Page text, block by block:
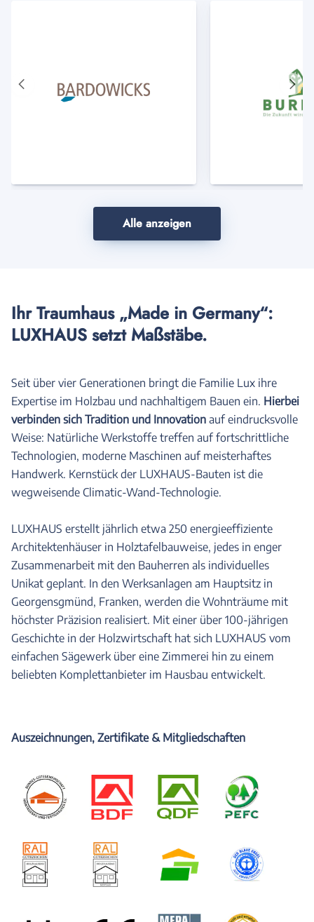
Vorheriger
Alle anzeigen
Ihr Traumhaus „Made in Germany“:
LUXHAUS setzt Maßstäbe.
Seit über vier Generationen bringt die Familie Lux ihre
Expertise im Holzbau und nachhaltigem Bauen ein. Hierbei
verbinden sich Tradition und Innovation auf eindrucksvolle
Weise: Natürliche Werkstoffe treffen auf fortschrittliche
Technologien, moderne Maschinen auf meisterhaftes
Handwerk. Kernstück der LUXHAUS-Bauten ist die
wegweisende Climatic-Wand-Technologie.
LUXHAUS erstellt jährlich etwa 250 energieeffiziente
Architektenhäuser in Holztafelbauweise, jedes in enger
Zusammenarbeit mit den Bauherren als individuelles
Unikat geplant. In den Werksanlagen am Hauptsitz in
Georgensgmünd, Franken, werden die Wohnträume mit
höchster Präzision realisiert. Mit einer über 100-jährigen
Geschichte in der Holzwirtschaft hat sich LUXHAUS vom
einfachen Sägewerk über eine Zimmerei hin zu einem
beliebten Komplettanbieter im Hausbau entwickelt.
Auszeichnungen, Zertifikate & Mitgliedschaften